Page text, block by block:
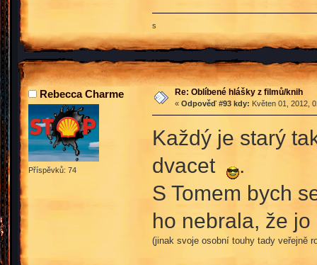
s
Rebecca Charme
Příspěvků: 74
Re: Oblíbené hlášky z filmů/knih
« Odpověď #93 kdy: Květen 01, 2012,
Každý je starý
dvacet
.
S Tomem bych
ho nebrala, že
(jinak svoje osobní touhy tady veřejně